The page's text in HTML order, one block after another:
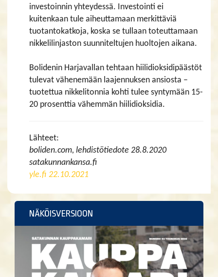
investoinnin yhteydessä. Investointi ei
kuitenkaan tule aiheuttamaan merkittäviä
tuotantokatkoja, koska se tullaan toteuttamaan
nikkelilinjaston suunniteltujen huoltojen aikana.
Bolidenin Harjavallan tehtaan hiilidioksidipäästöt
tulevat vähenemään laajennuksen ansiosta –
tuotettua nikkelitonnia kohti tulee syntymään 15-
20 prosenttia vähemmän hiilidioksidia.
Lähteet:
boliden.com, lehdistötiedote 28.8.2020
satakunnankansa.fi
yle.fi 22.10.2021
NÄKÖISVERSIOON